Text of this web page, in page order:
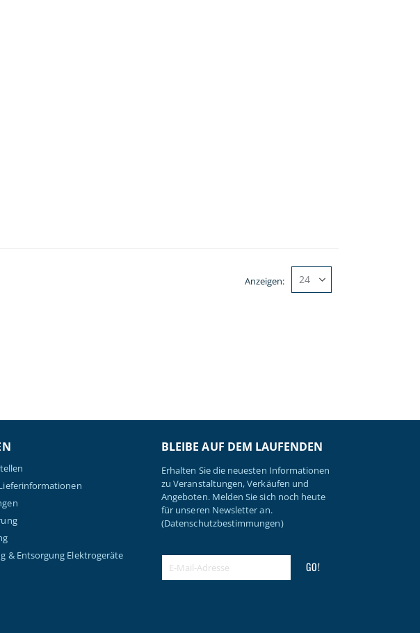
Anzeigen
& Entsorgung Elektrogeräte
BLEIBE AUF DEM LAUFENDEN
Erhalten Sie die neuesten Informationen
zu Veranstaltungen, Verkäufen und
Angeboten. Melden Sie sich noch heute
für unseren Newsletter an.
(Datenschutzbestimmungen)
GO!